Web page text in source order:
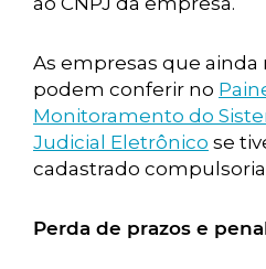
As empresas que ainda
podem conferir no
Monitoramento do
Judicial Eletrônico se
cadastrado
Perda de prazos e